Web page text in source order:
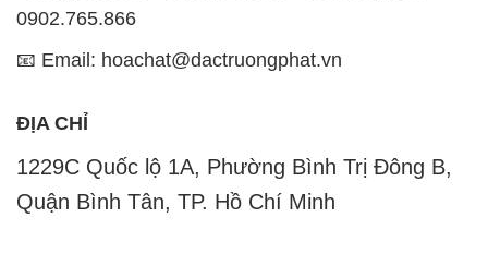
đối tác. Đồng thời, chúng tôi luôn đặt mức giá hợp lý,
nhằm tạo điều kiện cho sự phát triển và sự tồn tại
Công ty Hóa Chất Đắc Trường Phát có khả năng đáp
ngành nghề và lĩnh vực sản xuất tại TP. Hồ Chí Minh.
Chúng tôi đặt sứ mệnh cung cấp và phân phối những